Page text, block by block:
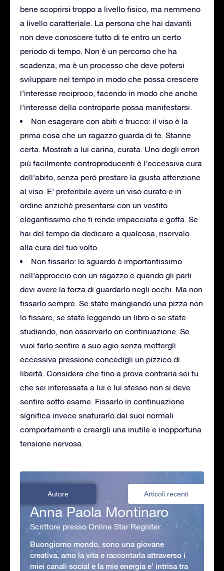
bene scoprirsi troppo a livello fisico, ma nemmeno
a livello caratteriale. La persona che hai davanti
non deve conoscere tutto di te entro un certo
periodo di tempo. Non è un percorso che ha
scadenza, ma è un processo che deve potersi
sviluppare nel tempo in modo che possa crescere
l’interesse reciproco, facendo in modo che anche
l’interesse della controparte possa manifestarsi.
Non esagerare con abiti e trucco: il viso è la
prima cosa che un ragazzo guarda di te. Stanne
certa. Mostrati a lui carina, curata. Uno degli errori
più facilmente controproducenti è l’eccessiva cura
dell’abito, senza però prestare la giusta attenzione
al viso. E’ preferibile avere un viso curato e in
ordine anziché presentarsi con un vestito
elegantissimo che ti rende impacciata e goffa. Se
hai del tempo da dedicare a qualcosa, riservalo
alla cura del tuo volto.
Non fissarlo: lo sguardo è importantissimo
nell’approccio con un ragazzo e quando gli parli
devi avere la forza di guardarlo negli occhi. Ma non
fissarlo sempre. Se state mangiando una pizza non
lo fissare, se state leggendo un libro o se state
studiando, non osservarlo on continuazione. Se
vuoi farlo sentire a suo agio senza mettergli
eccessiva pressione concedigli un pizzico di
libertà. Considera che fino a prova contraria sei tu
che sei interessata a lui e lui stesso non si deve
sentire sotto esame. Fissarlo in continuazione
significa invece snaturarlo dai suoi normali
comportamenti e creargli una inutile e inopportuna
tensione nervosa.
Autore Articoli recenti
Anna Paola Montinaro
Scrittore presso Online Star Register
Buongiorno mondo, sono una giovane
creativa, amo la vita e raccontarla attraverso i
miei canali social e la mie energia e' intrisa tra